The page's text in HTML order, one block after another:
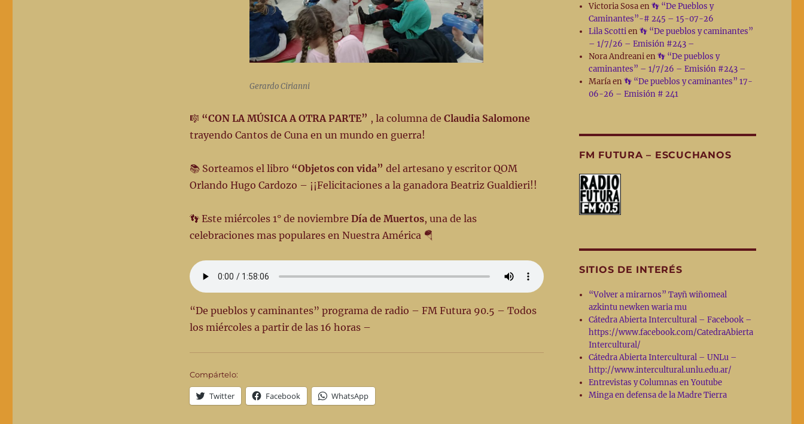
Gerardo Cirianni
🎼 “CON LA MÚSICA A OTRA PARTE” , la columna de Claudia Salomone
trayendo Cantos de Cuna en un mundo en guerra!
📚 Sorteamos el libro “Objetos con vida” del artesano y escritor QOM
Orlando Hugo Cardozo – ¡¡Felicitaciones a la ganadora Beatriz Gualdieri!!
👣 Este miércoles 1° de noviembre Día de Muertos, una de las
celebraciones mas populares en Nuestra América 🪂
“De pueblos y caminantes” programa de radio – FM Futura 90.5 – Todos
los miércoles a partir de las 16 horas –
Compártelo:
Twitter Facebook WhatsApp
Victoria Sosaen👣 “De Pueblos y
Caminantes”-# 245 – 15-07-26
Lila Scottien👣 “De pueblos y caminantes”
– 1/7/26 – Emisión #243 –
Nora Andreanien👣 “De pueblos y
caminantes” – 1/7/26 – Emisión #243 –
Maríaen👣 “De pueblos y caminantes” 17-
06-26 – Emisión # 241
FM FUTURA – ESCUCHANOS
SITIOS DE INTERÉS
“Volver a mirarnos” Tayñ wiñomeal
azkintu newken waria mu
Cátedra Abierta Intercultural – Facebook –
https://www.facebook.com/CatedraAbierta
Intercultural/
Cátedra Abierta Intercultural – UNLu –
http://www.intercultural.unlu.edu.ar/
Entrevistas y Columnas en Youtube
Minga en defensa de la Madre Tierra